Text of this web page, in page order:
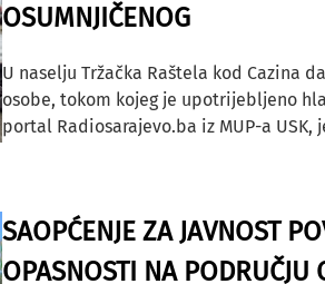
OSUMNJIČENOG
U naselju Tržačka Raštela kod Cazina
osobe, tokom kojeg je upotrijebljeno
portal Radiosarajevo.ba iz MUP-a USK,
SAOPĆENJE ZA JAVNOST
OPASNOSTI NA PODRUČJU